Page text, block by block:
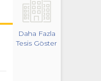
Şavşat Lokali
[KAPANDI]
Daha Fazla
Tesis Göster